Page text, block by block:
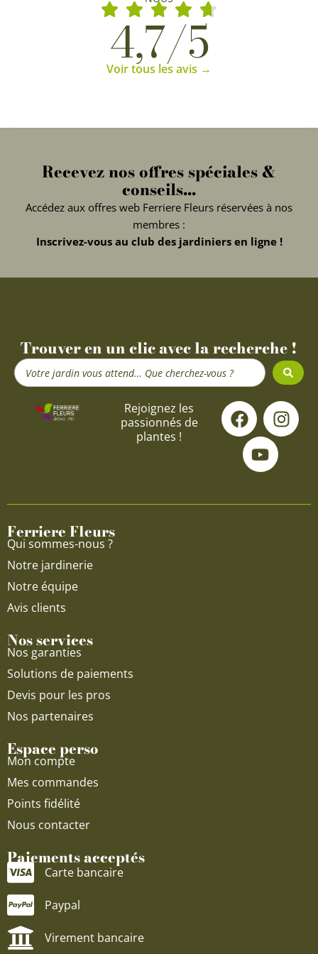
4,7/5
Voir tous les avis →
Recevez nos offres spéciales &
conseils...
Accédez aux offres web Ferriere Fleurs réservées à nos
membres :
Inscrivez-vous au club des jardiniers en ligne !
Trouver en un clic avec la recherche !
Search
...
Rejoignez les
passionnés de
plantes !
F
a
c
e
o
I
n
s
g
Y
o
u
t
u
b
Ferriere Fleurs
Qui sommes-nous ?
Notre jardinerie
Notre équipe
Avis clients
Nos services
Nos garanties
Solutions de paiements
Devis pour les pros
Nos partenaires
Espace perso
Mon compte
Mes commandes
Points fidélité
Nous contacter
Paiements acceptés
Carte bancaire
Paypal
Virement bancaire